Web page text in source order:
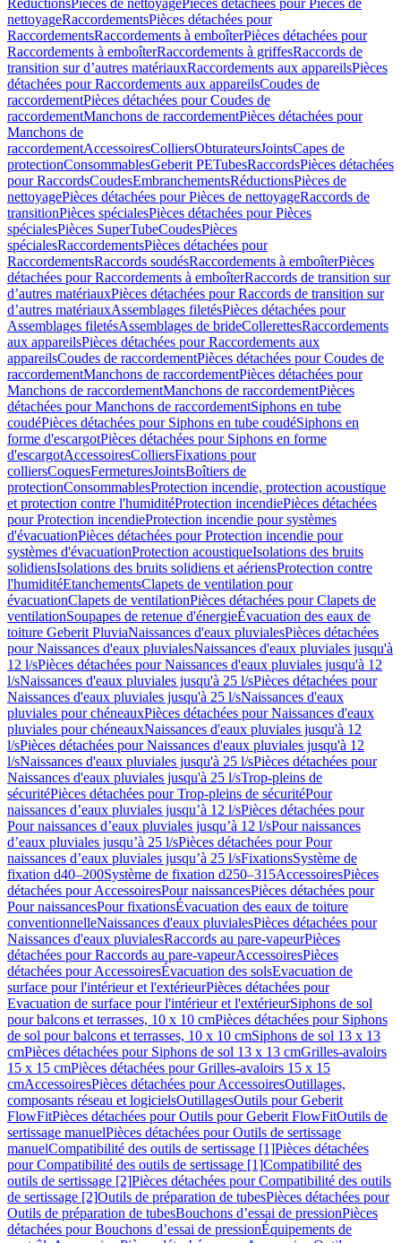
RéductionsPièces de nettoyagePièces détachées pour Pièces de
nettoyageRaccordementsPièces détachées pour
RaccordementsRaccordements à emboîterPièces détachées pour
Raccordements à emboîterRaccordements à griffesRaccords de
transition sur d’autres matériauxRaccordements aux appareilsPièces
détachées pour Raccordements aux appareilsCoudes de
raccordementPièces détachées pour Coudes de
raccordementManchons de raccordementPièces détachées pour
Manchons de
raccordementAccessoiresColliersObturateursJointsCapes de
protectionConsommablesGeberit PETubesRaccordsPièces détachées
pour RaccordsCoudesEmbranchementsRéductionsPièces de
nettoyagePièces détachées pour Pièces de nettoyageRaccords de
transitionPièces spécialesPièces détachées pour Pièces
spécialesPièces SuperTubeCoudesPièces
spécialesRaccordementsPièces détachées pour
RaccordementsRaccords soudésRaccordements à emboîterPièces
détachées pour Raccordements à emboîterRaccords de transition sur
d’autres matériauxPièces détachées pour Raccords de transition sur
d’autres matériauxAssemblages filetésPièces détachées pour
Assemblages filetésAssemblages de brideCollerettesRaccordements
aux appareilsPièces détachées pour Raccordements aux
appareilsCoudes de raccordementPièces détachées pour Coudes de
raccordementManchons de raccordementPièces détachées pour
Manchons de raccordementManchons de raccordementPièces
détachées pour Manchons de raccordementSiphons en tube
coudéPièces détachées pour Siphons en tube coudéSiphons en
forme d'escargotPièces détachées pour Siphons en forme
d'escargotAccessoiresColliersFixations pour
colliersCoquesFermeturesJointsBoîtiers de
protectionConsommablesProtection incendie, protection acoustique
et protection contre l'humiditéProtection incendiePièces détachées
pour Protection incendieProtection incendie pour systèmes
d'évacuationPièces détachées pour Protection incendie pour
systèmes d'évacuationProtection acoustiqueIsolations des bruits
solidiensIsolations des bruits solidiens et aériensProtection contre
l'humiditéEtanchementsClapets de ventilation pour
évacuationClapets de ventilationPièces détachées pour Clapets de
ventilationSoupapes de retenue d'énergieÉvacuation des eaux de
toiture Geberit PluviaNaissances d'eaux pluvialesPièces détachées
pour Naissances d'eaux pluvialesNaissances d'eaux pluviales jusqu'à
12 l/sPièces détachées pour Naissances d'eaux pluviales jusqu'à 12
l/sNaissances d'eaux pluviales jusqu'à 25 l/sPièces détachées pour
Naissances d'eaux pluviales jusqu'à 25 l/sNaissances d'eaux
pluviales pour chéneauxPièces détachées pour Naissances d'eaux
pluviales pour chéneauxNaissances d'eaux pluviales jusqu'à 12
l/sPièces détachées pour Naissances d'eaux pluviales jusqu'à 12
l/sNaissances d'eaux pluviales jusqu'à 25 l/sPièces détachées pour
Naissances d'eaux pluviales jusqu'à 25 l/sTrop-pleins de
sécuritéPièces détachées pour Trop-pleins de sécuritéPour
naissances d’eaux pluviales jusqu’à 12 l/sPièces détachées pour
Pour naissances d’eaux pluviales jusqu’à 12 l/sPour naissances
d’eaux pluviales jusqu’à 25 l/sPièces détachées pour Pour
naissances d’eaux pluviales jusqu’à 25 l/sFixationsSystème de
fixation d40–200Système de fixation d250–315AccessoiresPièces
détachées pour AccessoiresPour naissancesPièces détachées pour
Pour naissancesPour fixationsÉvacuation des eaux de toiture
conventionnelleNaissances d'eaux pluvialesPièces détachées pour
Naissances d'eaux pluvialesRaccords au pare-vapeurPièces
détachées pour Raccords au pare-vapeurAccessoiresPièces
détachées pour AccessoiresÉvacuation des solsEvacuation de
surface pour l'intérieur et l'extérieurPièces détachées pour
Evacuation de surface pour l'intérieur et l'extérieurSiphons de sol
pour balcons et terrasses, 10 x 10 cmPièces détachées pour Siphons
de sol pour balcons et terrasses, 10 x 10 cmSiphons de sol 13 x 13
cmPièces détachées pour Siphons de sol 13 x 13 cmGrilles-avaloirs
15 x 15 cmPièces détachées pour Grilles-avaloirs 15 x 15
cmAccessoiresPièces détachées pour AccessoiresOutillages,
composants réseau et logicielsOutillagesOutils pour Geberit
FlowFitPièces détachées pour Outils pour Geberit FlowFitOutils de
sertissage manuelPièces détachées pour Outils de sertissage
manuelCompatibilité des outils de sertissage [1]Pièces détachées
pour Compatibilité des outils de sertissage [1]Compatibilité des
outils de sertissage [2]Pièces détachées pour Compatibilité des outils
de sertissage [2]Outils de préparation de tubesPièces détachées pour
Outils de préparation de tubesBouchons d’essai de pressionPièces
détachées pour Bouchons d’essai de pressionÉquipements de